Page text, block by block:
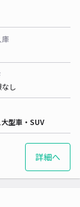
庫
し
大型車・SUV
詳細へ